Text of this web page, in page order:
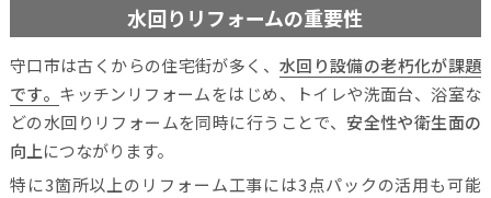
水回りリフォームの重要性
守口市は古くからの住宅街が多く、 水回り設備の老朽化が課題
です。 キッチンリフォームをはじめ、トイレや洗面台、浴室な
どの水回りリフォームを同時に行うことで、安全性や衛生面の
向上につながります。
特に3箇所以上のリフォーム工事には3点パックの活用も可能